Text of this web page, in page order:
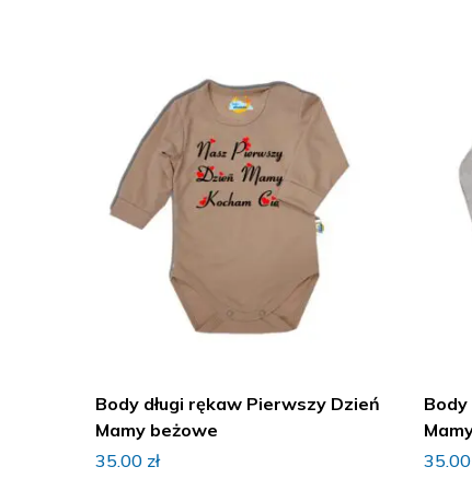
Body długi rękaw Pierwszy Dzień
Mamy beżowe
35.00 zł
35.00